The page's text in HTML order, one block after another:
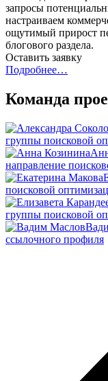
запросы
настраиваем
ощутимый прирост
блогового раздела.
Оставить заявку
Подробнее…
Команда
группы поисковой
направление
поисковой
группы поисковой
ссылочного профиля